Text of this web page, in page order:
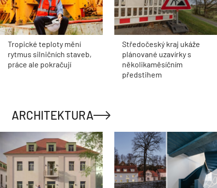
Tropické teploty mění
rytmus silničních staveb,
práce ale pokračují
Středočeský kraj ukáže
plánované uzavírky s
několikaměsíčním
předstihem
ARCHITEKTURA